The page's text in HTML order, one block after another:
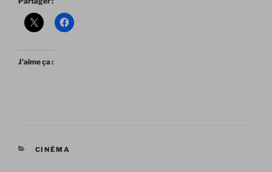
J’aime ça :
CATÉGORIES
CINÉMA